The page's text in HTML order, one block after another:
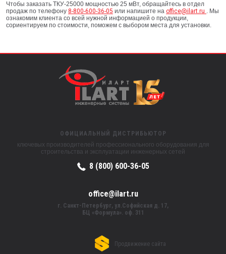
Чтобы заказать ТКУ-25000 мощностью 25 мВт, обращайтесь в отдел
продаж по телефону 8-800-600-36-05 или напишите на office@ilart.ru . Мы
ознакомим клиента со всей нужной информацией о продукции,
сориентируем по стоимости, поможем с выбором места для установки.
ОФИЦИАЛЬНЫЙ ДИСТРИБЬЮТОР
ключевых производителей профессионального оборудования для
строительства и эксплуатации инженерных сетей
8 (800) 600-36-05
office@ilart.ru
г. Санкт-Петербург, ул.Софийская д. 17,
БЦ «Формула». оф. 311
Продвижение сайта